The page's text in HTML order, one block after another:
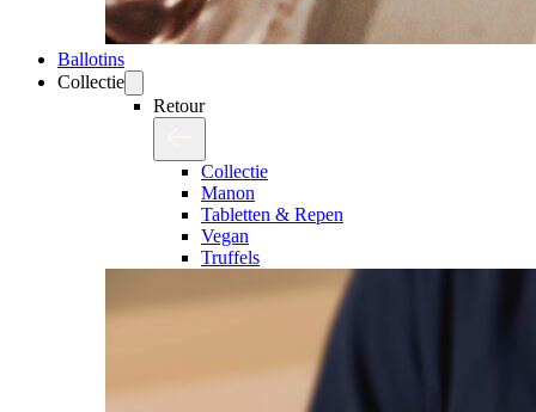
Ballotins
Collectie
Retour
Collectie
Manon
Tabletten & Repen
Vegan
Truffels